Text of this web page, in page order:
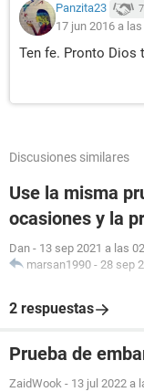
Panzita23
17 jun 2016 a
Ten fe. Pronto Dios
Discusiones similares
Use la misma
ocasiones y la
Dan - 13 sep 2021 a las
marsan1990 - 28 sep
2 respuestas
Prueba de
ZaidWook - 13 jul 2022 a